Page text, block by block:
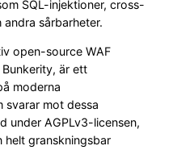
SQL-injektioner, cross-
sårbarheter.
open-source WAF
är ett
moderna
svarar mot dessa
under AGPLv3-licensen,
helt granskningsbar